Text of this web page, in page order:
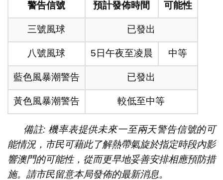
警告信號 預計發佈時間 可能性
三號風球 已發出
八號風球 5日午夜至凌晨 中等
藍色風暴潮警告 已發出
黃色風暴潮警告 較低至中等
備註: 機率表提供未來一至兩天警告信號的可
能情況，市民可藉此了解熱帶氣旋於指定時段內影
響澳門的可能性，從而更早地妥善安排相應預防措
施。請市民留意本局發佈的最新消息。